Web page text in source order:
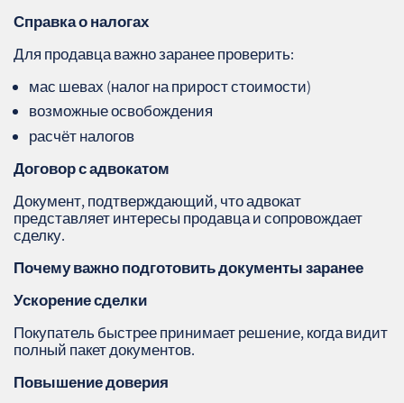
Справка о налогах
Для продавца важно заранее проверить:
мас шевах (налог на прирост стоимости)
возможные освобождения
расчёт налогов
Договор с адвокатом
Документ, подтверждающий, что адвокат
представляет интересы продавца и сопровождает
сделку.
Почему важно подготовить документы заранее
Ускорение сделки
Покупатель быстрее принимает решение, когда видит
полный пакет документов.
Повышение доверия